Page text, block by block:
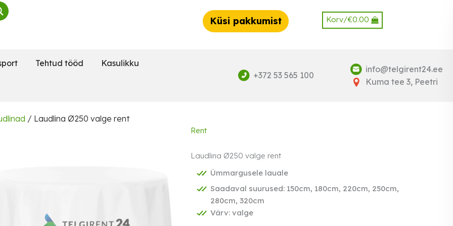
Korv/€0.00
Küsi pakkumist
Tehtud tööd Kasulikku
+372 53 565 100
info@telgirent24.ee
Kuma tee 3, Peetri
/ Laudlina Ø250 valge rent
Rent
Laudlina Ø250 valge rent
Ümmargusele lauale
Saadaval suurused: 150cm, 180cm, 220cm, 250cm,
280cm, 320cm
Värv: valge